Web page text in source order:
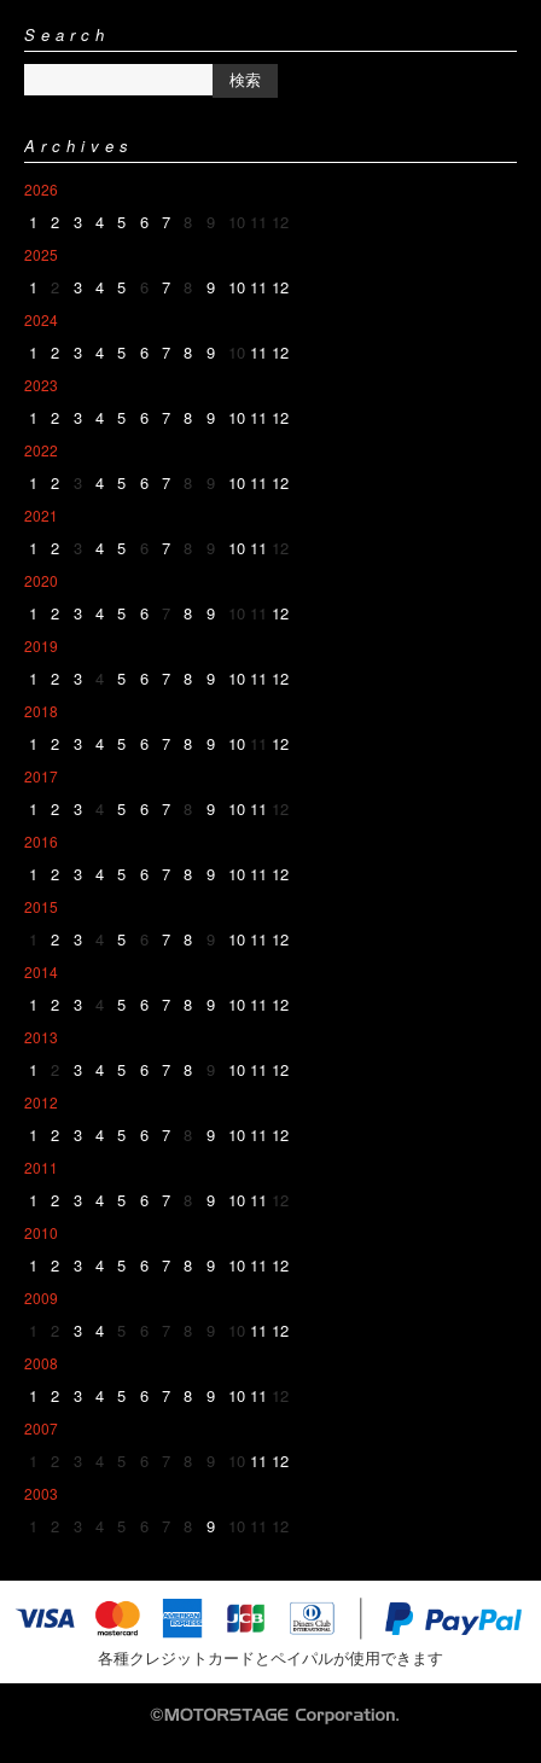
Search
Archives
2026
1 2 3 4 5 6 7 8 9 10 11 12
2025
1 2 3 4 5 6 7 8 9 10 11 12
2024
1 2 3 4 5 6 7 8 9 10 11 12
2023
1 2 3 4 5 6 7 8 9 10 11 12
2022
1 2 3 4 5 6 7 8 9 10 11 12
2021
1 2 3 4 5 6 7 8 9 10 11 12
2020
1 2 3 4 5 6 7 8 9 10 11 12
2019
1 2 3 4 5 6 7 8 9 10 11 12
2018
1 2 3 4 5 6 7 8 9 10 11 12
2017
1 2 3 4 5 6 7 8 9 10 11 12
2016
1 2 3 4 5 6 7 8 9 10 11 12
2015
1 2 3 4 5 6 7 8 9 10 11 12
2014
1 2 3 4 5 6 7 8 9 10 11 12
2013
1 2 3 4 5 6 7 8 9 10 11 12
2012
1 2 3 4 5 6 7 8 9 10 11 12
2011
1 2 3 4 5 6 7 8 9 10 11 12
2010
1 2 3 4 5 6 7 8 9 10 11 12
2009
1 2 3 4 5 6 7 8 9 10 11 12
2008
1 2 3 4 5 6 7 8 9 10 11 12
2007
1 2 3 4 5 6 7 8 9 10 11 12
2003
1 2 3 4 5 6 7 8 9 10 11 12
各種クレジットカードとペイパルが使用できます